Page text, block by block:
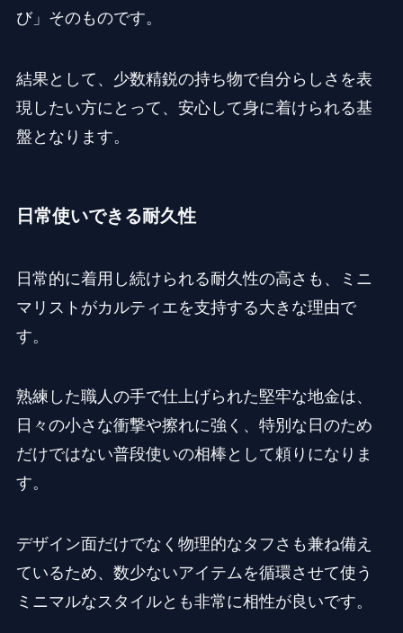
び」そのものです。
結果として、少数精鋭の持ち物で自分らしさを表
現したい方にとって、安心して身に着けられる基
盤となります。
日常使いできる耐久性
日常的に着用し続けられる耐久性の高さも、ミニ
マリストがカルティエを支持する大きな理由で
す。
熟練した職人の手で仕上げられた堅牢な地金は、
日々の小さな衝撃や擦れに強く、特別な日のため
だけではない普段使いの相棒として頼りになりま
す。
デザイン面だけでなく物理的なタフさも兼ね備え
ているため、数少ないアイテムを循環させて使う
ミニマルなスタイルとも非常に相性が良いです。